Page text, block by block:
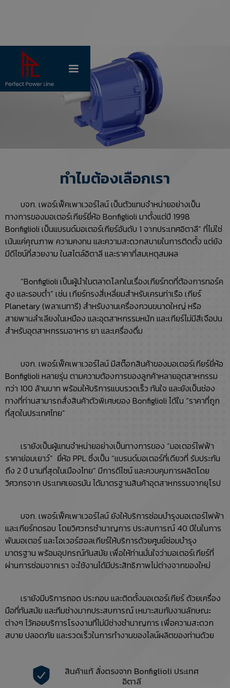
ทำไมต้องเลือกเรา
บจก. เพอร์เฟ็คเพาเวอร์ไลน์ เป็นตัวแทนจำหน่ายอย่างเป็น
ทางการของมอเตอร์เกียร์ยี่ห้อ Bonfiglioli มาตั้งแต่ปี 1998
Bonfiglioli เป็นแบรนด์มอเตอร์เกียร์อันดับ 1 จากประเทศอิตาลี” ที่ไม่ใช่
เน้นแค่คุณภาพ ความคงทน และความสะดวกสบายในการติดตั้ง แต่ยัง
มีดีไซน์ที่สวยงาม ในสไตล์อิตาลี และราคาที่สมเหตุสมผล
“Bonfiglioli เป็นผู้นำในตลาดโลกในเรื่องเกียร์ทดที่ต้องการทอร์ค
สูง และรอบต่ำ” เช่น เกียร์ทรงสี่เหลี่ยมสำหรับเครนท่าเรือ เกียร์
Planetary (พลาเนทารี) สำหรับงานเครื่องกวนขนาดใหญ่ หรือ
สายพานลำเลียงในเหมือง และอุตสาหกรรมหนัก และเกียร์ไม่มีสีเจือปน
สำหรับอุตสาหกรรมอาหาร ยา และเครื่องดื่ม
บจก. เพอร์เฟ็คเพาเวอร์ไลน์ มีสต๊อกสินค้าของมอเตอร์เกียร์ยี่ห้อ
Bonfiglioli หลายรุ่น ตามความต้องการของลูกค้าหลายอุตสาหกรรม
กว่า 100 ล้านบาท พร้อมให้บริการแบบรวดเร็ว ทันใจ และยังเป็นช่อง
ทางที่ท่านสามารถสั่งสินค้าตัวพิเศษของ Bonfiglioli ได้ใน “ราคาที่ถูก
ที่สุดในประเทศไทย”
เรายังเป็นผู้แทนจำหน่ายอย่างเป็นทางการของ “มอเตอร์ไฟฟ้า
ราคาย่อมเยาว์” ยี่ห้อ PPL ซึ่งเป็น “แบรนด์มอเตอร์ที่เดียวที่ รับประกัน
ถึง 2 ปี นานที่สุดในเมืองไทย” มีการดีไซน์ และควบคุมการผลิตโดย
วิศวกรจาก ประเทศเยอรมัน ได้มาตรฐานสินค้าอุตสาหกรรมจากยุโรป
บจก. เพอร์เฟ็คเพาเวอร์ไลน์ ยังให้บริการซ่อมบำรุงมอเตอร์ไฟฟ้า
และเกียร์ทดรอบ โดยวิศวกรชำนาญการ ประสบการณ์ 40 ปีในในการ
พันมอเตอร์ และโอเวอร์ฮอลเกียร์ให้บริการด้วยศูนย์ซ่อมบำรุง
มาตรฐาน พร้อมอุปกรณ์ทันสมัย เพื่อให้ท่านมั่นใจว่ามอเตอร์เกียร์ที่
ผ่านการซ่อมจากเรา จะใช้งานได้มีประสิทธิภาพไม่ต่างจากของใหม่
เรายังมีบริการถอด ประกอบ และติดตั้งมอเตอร์เกียร์ ด้วยเครื่อง
มือที่ทันสมัย และทีมช่างมากประสบการณ์ เหมาะสมกับงานลักษณะ
ต่างๆ ไว้คอยบริการโรงงานที่ไม่มีช่างชำนาญการ เพื่อความสะดวก
สบาย ปลอดภัย และรวดเร็วในการทำงานของไลน์ผลิตของท่านด้วย
สินค้าแท้ สั่งตรงจาก Bonfiglioli ประเทศ
อิตาลี